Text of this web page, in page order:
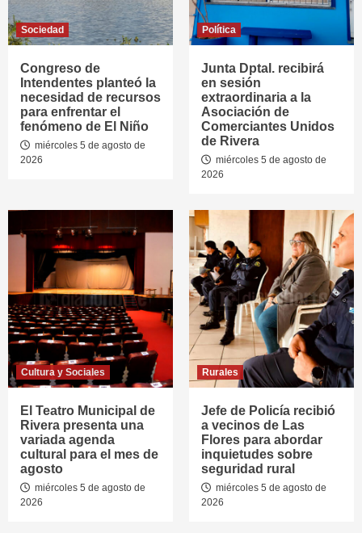
Sociedad
Congreso de
Intendentes planteó la
necesidad de recursos
para enfrentar el
fenómeno de El Niño
miércoles 5 de agosto de
2026
Política
Junta Dptal. recibirá
en sesión
extraordinaria a la
Asociación de
Comerciantes Unidos
de Rivera
miércoles 5 de agosto de
2026
Cultura y Sociales
El Teatro Municipal de
Rivera presenta una
variada agenda
cultural para el mes de
agosto
miércoles 5 de agosto de
2026
Rurales
Jefe de Policía recibió
a vecinos de Las
Flores para abordar
inquietudes sobre
seguridad rural
miércoles 5 de agosto de
2026